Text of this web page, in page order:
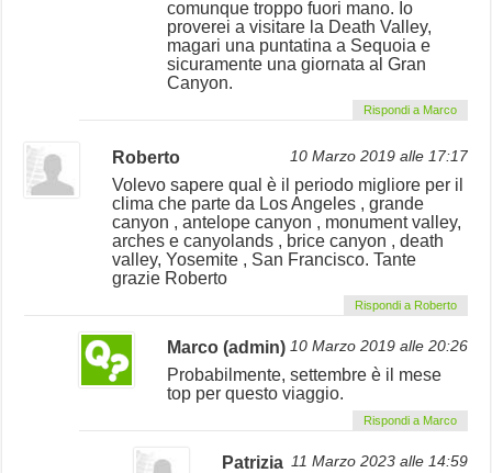
comunque troppo fuori mano. Io
proverei a visitare la Death Valley,
magari una puntatina a Sequoia e
sicuramente una giornata al Gran
Canyon.
Rispondi a Marco
Roberto 10 Marzo 2019 alle 17:17
Volevo sapere qual è il periodo migliore per il
clima che parte da Los Angeles , grande
canyon , antelope canyon , monument valley,
arches e canyolands , brice canyon , death
valley, Yosemite , San Francisco. Tante
grazie Roberto
Rispondi a Roberto
Marco (admin) 10 Marzo 2019 alle 20:26
Probabilmente, settembre è il mese
top per questo viaggio.
Rispondi a Marco
Patrizia 11 Marzo 2023 alle 14:59